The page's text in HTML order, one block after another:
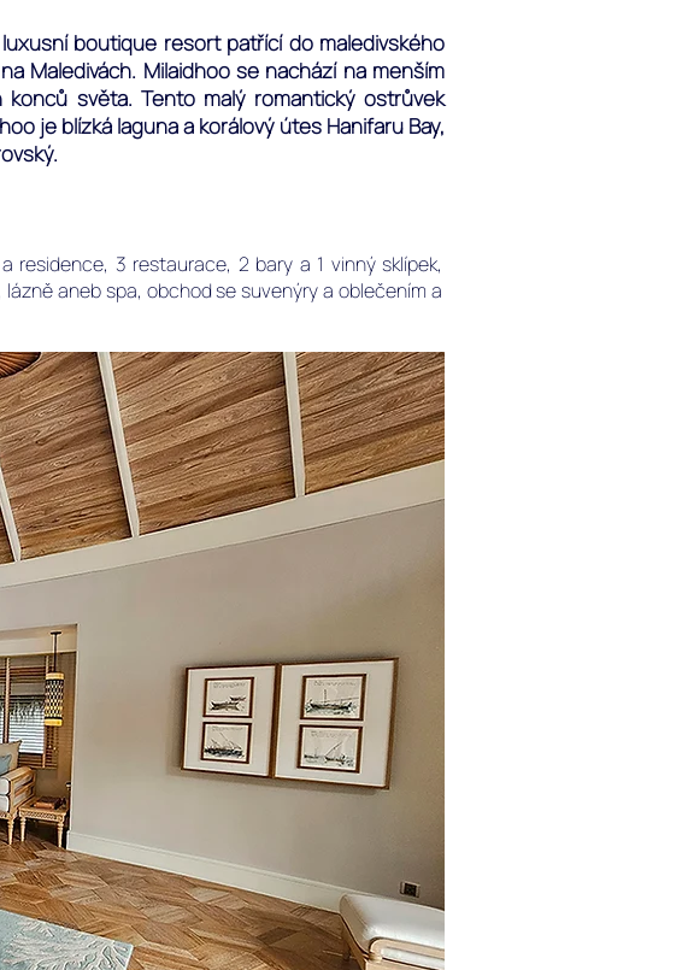
boutique resort patřící do maledivského
Maledivách. Milaidhoo se nachází na menším
světa. Tento malý romantický ostrůvek
je blízká laguna a korálový útes Hanifaru Bay,
residence, 3 restaurace, 2 bary a 1 vinný sklípek,
aneb spa, obchod se suvenýry a oblečením a